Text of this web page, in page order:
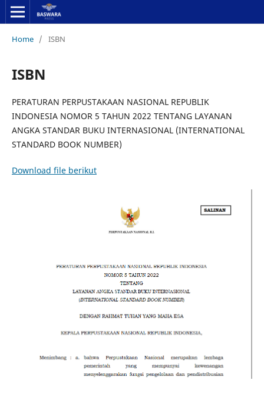
Home / ISBN
ISBN
PERATURAN PERPUSTAKAAN NASIONAL REPUBLIK
INDONESIA NOMOR 5 TAHUN 2022 TENTANG LAYANAN
ANGKA STANDAR BUKU INTERNASIONAL (INTERNATIONAL
STANDARD BOOK NUMBER)
Download file berikut